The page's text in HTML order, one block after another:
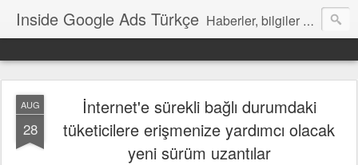
Inside Google Ads Türkçe Haberler, bilgiler ve ipuçları içeren Google Ads Resmi Blogu
AUG
28
İnternet'e sürekli bağlı durumdaki
tüketicilere erişmenize yardımcı olacak
yeni sürüm uzantılar